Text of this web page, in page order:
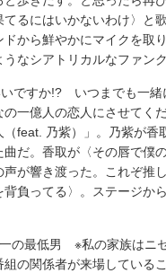
るにはいかないわけ〉と
から鮮やかにマイクを取
なシアトリカルなファン
いですか!? いつまでも一
一億人の恋人にさせてく
feat. 乃紫）」。乃紫が香
だ。香取が〈その唇で僕
が響き渡った。これぞ推
負ってる〉。ステージか
の最低男 ※私の家族はニ
の関係者が来場している